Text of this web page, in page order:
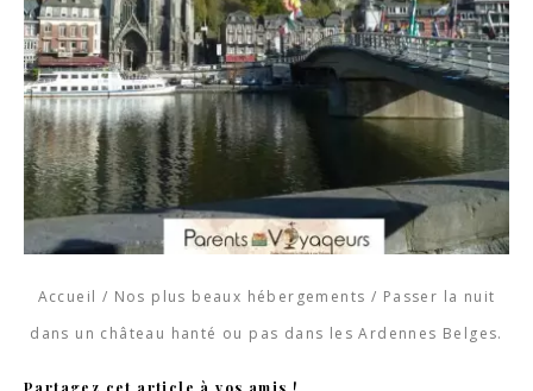
Accueil / Nos plus beaux hébergements / Passer la nuit
dans un château hanté ou pas dans les Ardennes Belges.
Partagez cet article à vos amis !